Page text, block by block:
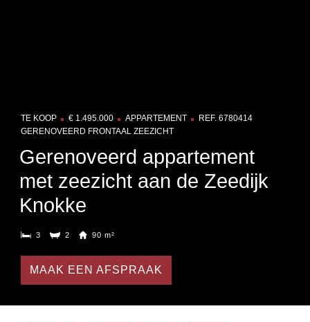
TE KOOP € 1.495.000 APPARTEMENT
REF. 6780414
GERENOVEERD FRONTAAL ZEEZICHT
Gerenoveerd appartement
met zeezicht aan de Zeedijk
Knokke
3 2 90 m²
MAAK EEN AFSPRAAK